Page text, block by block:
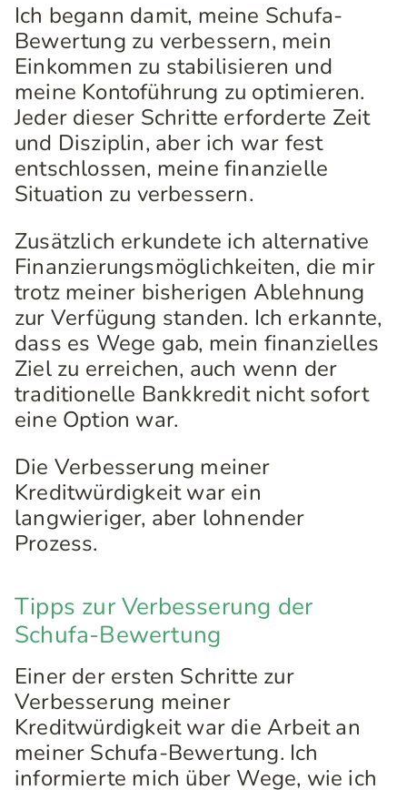
Ich begann damit, meine Schufa-
Bewertung zu verbessern, mein
Einkommen zu stabilisieren und
meine Kontoführung zu optimieren.
Jeder dieser Schritte erforderte Zeit
und Disziplin, aber ich war fest
entschlossen, meine finanzielle
Situation zu verbessern.
Zusätzlich erkundete ich alternative
Finanzierungsmöglichkeiten, die mir
trotz meiner bisherigen Ablehnung
zur Verfügung standen. Ich erkannte,
dass es Wege gab, mein finanzielles
Ziel zu erreichen, auch wenn der
traditionelle Bankkredit nicht sofort
eine Option war.
Die Verbesserung meiner
Kreditwürdigkeit war ein
langwieriger, aber lohnender
Prozess.
Tipps zur Verbesserung der
Schufa-Bewertung
Einer der ersten Schritte zur
Verbesserung meiner
Kreditwürdigkeit war die Arbeit an
meiner Schufa-Bewertung. Ich
informierte mich über Wege, wie ich